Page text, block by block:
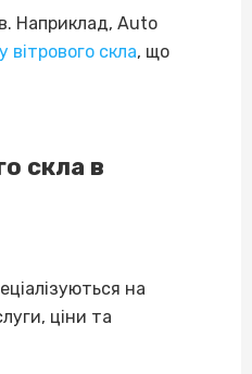
Наприклад, Auto
вітрового скла, що
скла в
на
ціни та